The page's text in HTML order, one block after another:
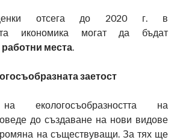
отсега до 2020 г. в
икономика могат да бъдат
места.
заетост
екологосъобразността на
до създаване на нови видове
на съществуващи. За тях ще